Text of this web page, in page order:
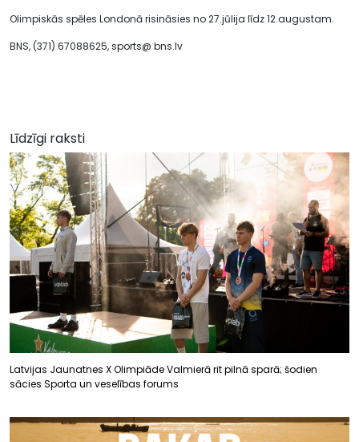
Olimpiskās spēles Londonā risināsies no 27.jūlija līdz 12.augustam.
BNS, (371) 67088625, sports@ bns.lv
Līdzīgi raksti
Latvijas Jaunatnes X Olimpiāde Valmierā rit pilnā sparā; šodien
sācies Sporta un veselības forums